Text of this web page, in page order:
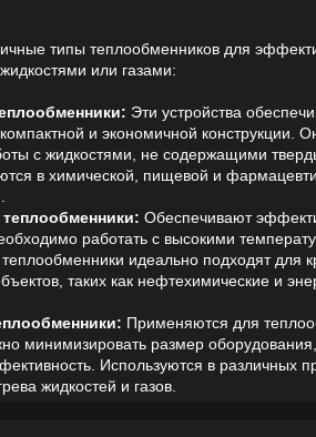
Эти устройства обеспечивают высокую
конструкции. Они идеально
не содержащими твердых частиц, и
пищевой и фармацевтической
Обеспечивают эффективный теплообмен
с высокими температурами и
идеально подходят для крупных
как нефтехимические и энергетические
Применяются для теплообмена в замкнутых
размер оборудования, сохраняя при
в различных процессах
и газов.
широко используются в химической,